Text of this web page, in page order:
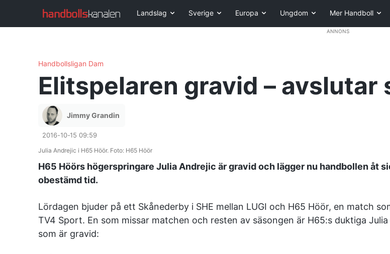
Landslag Sverige Europa Ungdom Mer Handboll
ANNONS
Handbollsligan Dam
Elitspelaren gravid – avslutar
Jimmy Grandin
2016-10-15 09:59
Julia Andrejic i H65 Höör. Foto: H65 Höör
H65 Höörs högerspringare Julia Andrejic är gravid och lägger nu handbollen åt
obestämd tid.
Lördagen bjuder på ett Skånederby i SHE mellan LUGI och H65 Höör, en match
TV4 Sport. En som missar matchen och resten av säsongen är H65:s duktiga
som är gravid: